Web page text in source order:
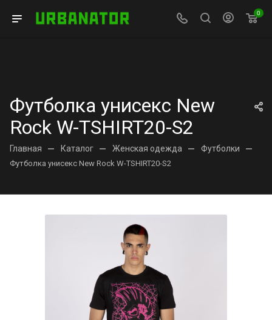
0
Футболка унисекс New
Rock W-TSHIRT20-S2
Главная — Каталог — Женская одежда — Футболки —
Футболка унисекс New Rock W-TSHIRT20-S2